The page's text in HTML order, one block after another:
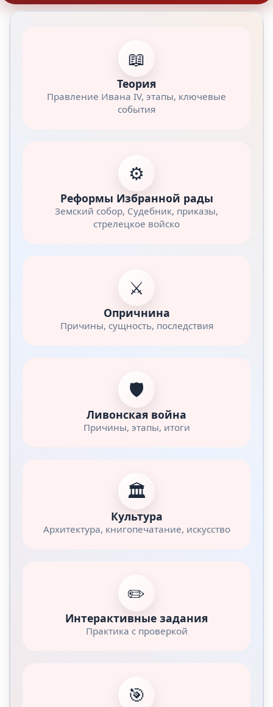
📖
Теория
Правление Ивана IV, этапы, ключевые
события
⚙️
Реформы Избранной рады
Земский собор, Судебник, приказы,
стрелецкое войско
⚔️
Опричнина
Причины, сущность, последствия
🛡️
Ливонская война
Причины, этапы, итоги
🏛️
Культура
Архитектура, книгопечатание, искусство
✏️
Интерактивные задания
Практика с проверкой
🎯